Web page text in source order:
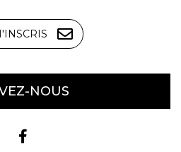
NOUS